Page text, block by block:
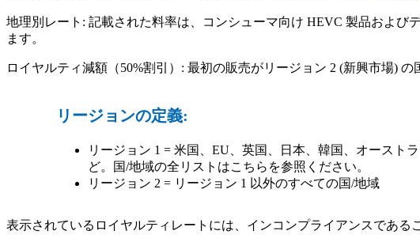
地理別レート: 記載された料率は、コンシューマ向け HEVC 製品およ
ます。
ロイヤルティ減額（50%割引）: 最初の販売がリージョン 2 (新興市場)
リージョンの定義:
リージョン 1 = 米国、EU、英国、日本、韓国、オースト
ど。国/地域の全リストはこちらを参照ください。
リージョン 2 = リージョン 1 以外のすべての国/地域
表示されているロイヤルティレートには、インコンプライアンスである